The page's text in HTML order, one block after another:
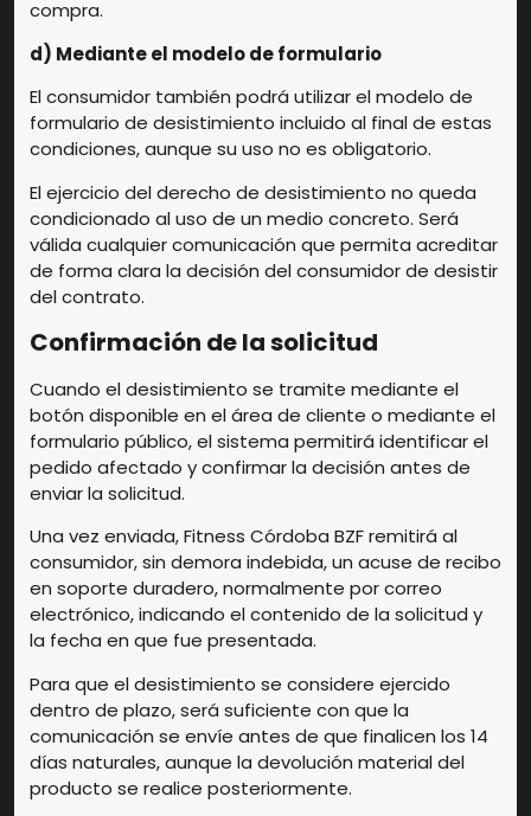
compra.
d) Mediante el modelo de formulario
El consumidor también podrá utilizar el modelo de
formulario de desistimiento incluido al final de estas
condiciones, aunque su uso no es obligatorio.
El ejercicio del derecho de desistimiento no queda
condicionado al uso de un medio concreto. Será
válida cualquier comunicación que permita acreditar
de forma clara la decisión del consumidor de desistir
del contrato.
Confirmación de la solicitud
Cuando el desistimiento se tramite mediante el
botón disponible en el área de cliente o mediante el
formulario público, el sistema permitirá identificar el
pedido afectado y confirmar la decisión antes de
enviar la solicitud.
Una vez enviada, Fitness Córdoba BZF remitirá al
consumidor, sin demora indebida, un acuse de recibo
en soporte duradero, normalmente por correo
electrónico, indicando el contenido de la solicitud y
la fecha en que fue presentada.
Para que el desistimiento se considere ejercido
dentro de plazo, será suficiente con que la
comunicación se envíe antes de que finalicen los 14
días naturales, aunque la devolución material del
producto se realice posteriormente.